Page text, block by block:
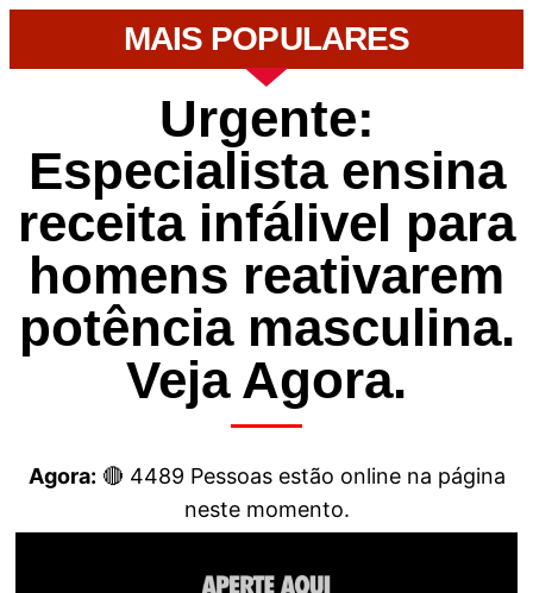
MAIS POPULARES
Urgente:
Especialista ensina
receita infálivel para
homens reativarem
potência masculina.
Veja Agora.
Agora: 🔴 4489 Pessoas estão online na página
neste momento.